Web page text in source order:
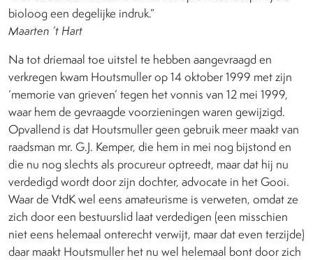
bioloog een degelijke indruk.”
Maarten ’t Hart
Na tot driemaal toe uitstel te hebben aangevraagd en
verkregen kwam Houtsmuller op 14 oktober 1999 met zijn
‘memorie van grieven’ tegen het vonnis van 12 mei 1999,
waar hem de gevraagde voorzieningen waren gewijzigd.
Opvallend is dat Houtsmuller geen gebruik meer maakt van
raadsman mr. G.J. Kemper, die hem in mei nog bijstond en
die nu nog slechts als procureur optreedt, maar dat hij nu
verdedigd wordt door zijn dochter, advocate in het Gooi.
Waar de VtdK wel eens amateurisme is verweten, omdat ze
zich door een bestuurslid laat verdedigen (een misschien
niet eens helemaal onterecht verwijt, maar dat even terzijde)
daar maakt Houtsmuller het nu wel helemaal bont door zich